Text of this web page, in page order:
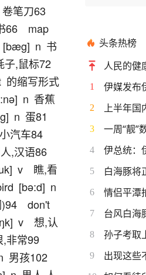
头条热榜
人民的健
1 伊媒发布
2 上半年国
3 一周“靓”
4 伊总统：
5 白海豚将
6 情侣平潭
7 台风白海
8 孙子考取
9 出现这些